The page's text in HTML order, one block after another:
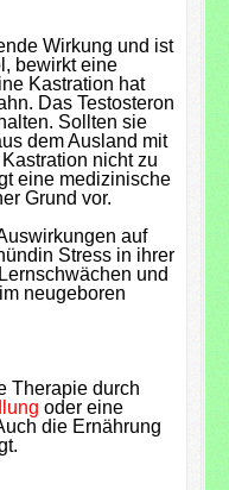
Wirkung und ist
bewirkt eine
Kastration hat
Das Testosteron
Sollten sie
dem Ausland mit
nicht zu
eine medizinische
Grund vor.
auf
Stress in ihrer
und
neugeboren
Therapie durch
oder eine
die Ernährung